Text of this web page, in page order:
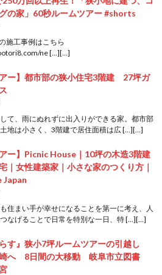
の家」60秒ルームツアー #shorts
施工事例はこちら
ne […][…]
アー】都市部の狭小住宅3階建 27坪ガ
て、雨にぬれずに出入りができる家。都市部
地は小さく、3階建で居住面積は広 […][…]
アー】Picnic House｜10坪の木造3階建
｜女性建築家｜小さな家のつくり方｜
Japan
住まい手が幸せになることを第一に考え、人
なげることで日常を特別な一日、特 […][…]
らす』狭小7坪ルームツアーの引越し
へ 8日間の大移動 岐阜市立図書